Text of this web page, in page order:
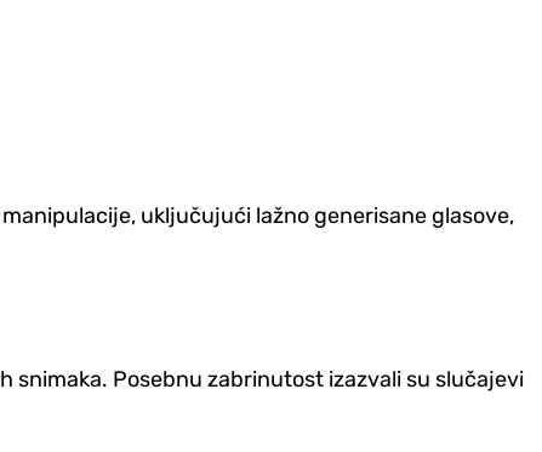
uključujući lažno generisane glasove,
Posebnu zabrinutost izazvali su slučajevi